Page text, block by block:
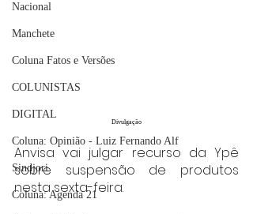
Nacional
Manchete
Coluna Fatos e Versões
COLUNISTAS
DIGITAL
Coluna: Opinião - Luiz Fernando Alf
Sindjori
Coluna: Agenda 21
Divulgação
Anvisa vai julgar recurso da Ypê
sobre suspensão de produtos
nesta sexta-feira.